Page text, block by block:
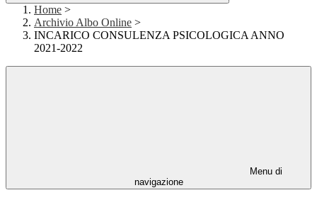
Home >
Archivio Albo Online >
INCARICO CONSULENZA PSICOLOGICA ANNO
2021-2022
Menu di
navigazione